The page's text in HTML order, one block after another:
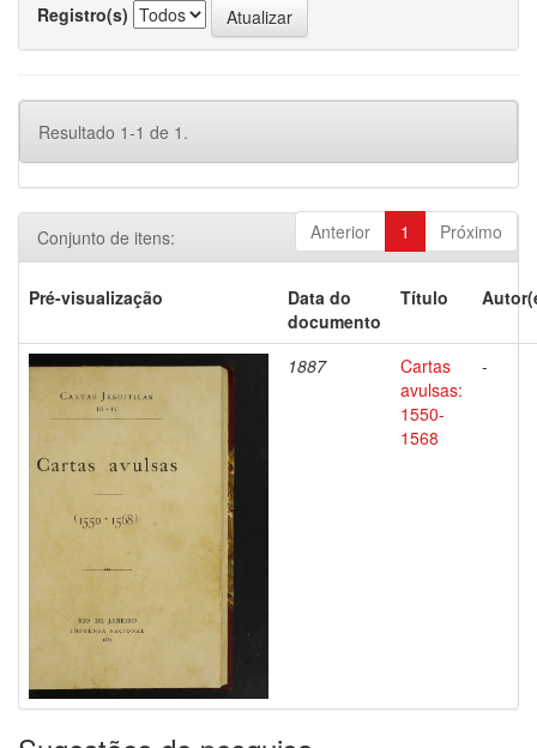
Registro(s)
Resultado 1-1 de 1.
Anterior 1 Próximo
Conjunto de itens:
Pré-visualização
Data do
documento
Título
1887
Cartas
avulsas:
1550-
1568
-